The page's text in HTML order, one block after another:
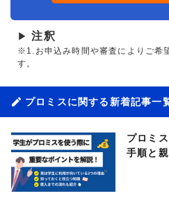
▶ 注釈
※1.お申込み時間や審査によりご希
す。
プロミスに関する新着記事一
プロミ
手順と